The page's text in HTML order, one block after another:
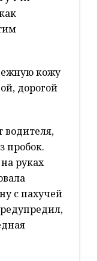
кожу
дорогой
водителя,
пробок.
руках
с пахучей